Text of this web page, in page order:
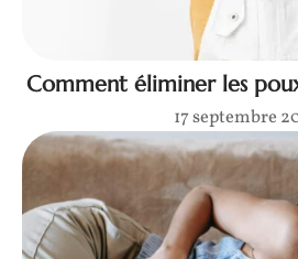
Comment éliminer les
17 septembre